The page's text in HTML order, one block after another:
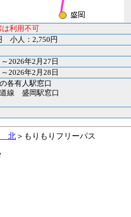
利用不可
小人：2,750円
2026年2月27日
2026年2月28日
各有人駅窓口
線 盛岡駅窓口
北 ＞もりもりフリーパス